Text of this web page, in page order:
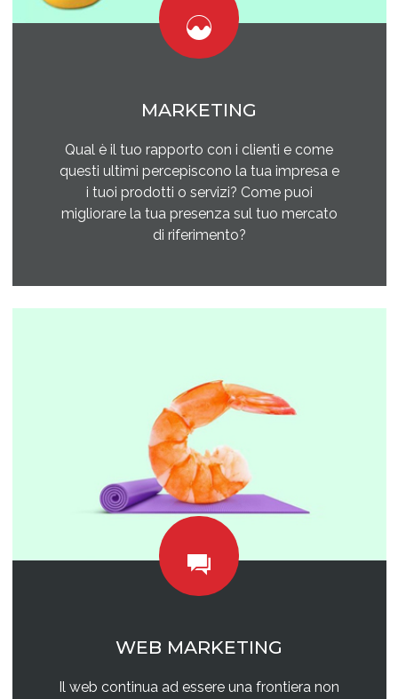
MARKETING
Qual è il tuo rapporto con i clienti e come
questi ultimi percepiscono la tua impresa e
i tuoi prodotti o servizi? Come puoi
migliorare la tua presenza sul tuo mercato
di riferimento?
WEB MARKETING
Il web continua ad essere una frontiera non